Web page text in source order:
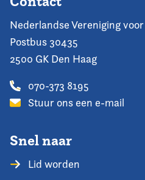
Nederlandse Vereniging
Postbus 30435
2500 GK Den Haag
070-373 8195
Stuur ons een e-mail
Snel naar
Lid worden